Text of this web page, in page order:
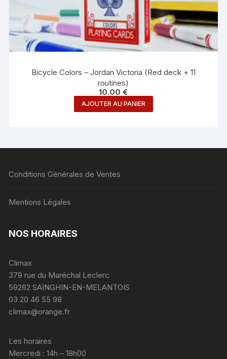
Bicycle Colors – Jordan Victoria (Red deck + 11
routines)
10.00€
AJOUTER AU PANIER
Conditions Générales de Ventes
Mentions Légales
NOS HORAIRES
Climax
379 rue du Maréchal Leclerc
59262 SAINGHIN-EN-MELANTOIS
03 20 46 55 98
climax@orange.fr
Les horaires
Mercredi : 14h – 18h00